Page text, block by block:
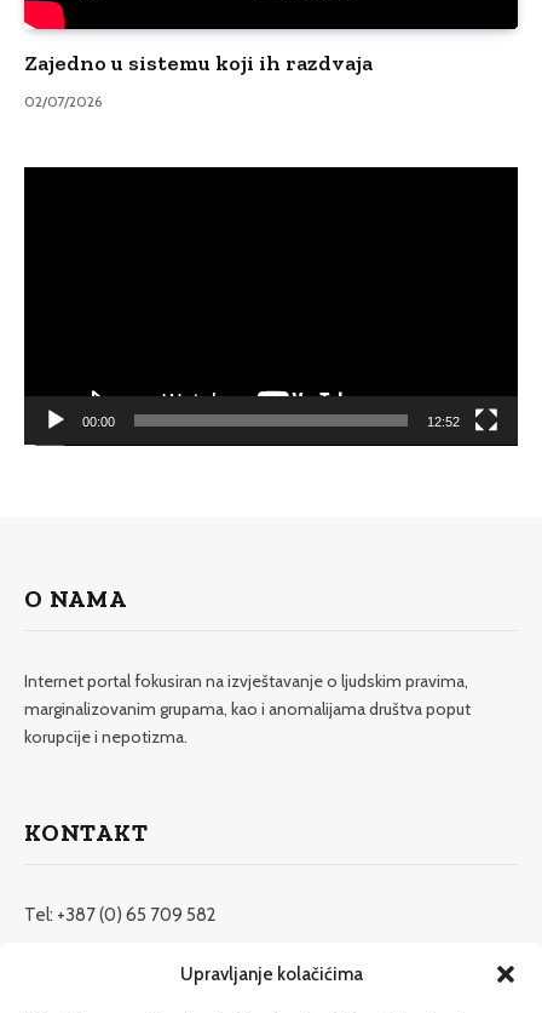
Upravljanje kolačićima
Zajedno u sistemu koji ih razdvaja
02/07/2026
00:00 12:52
O NAMA
Internet portal fokusiran na izvještavanje o ljudskim pravima,
marginalizovanim grupama, kao i anomalijama društva poput
korupcije i nepotizma.
KONTAKT
Tel: +387 (0) 65 709 582
redakcija@etrafika.net